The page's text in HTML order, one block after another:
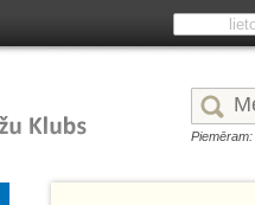
Piemēram: